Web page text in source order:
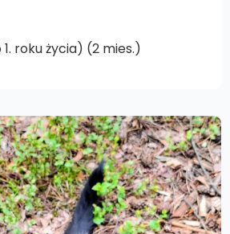
roku życia) (2 mies.)